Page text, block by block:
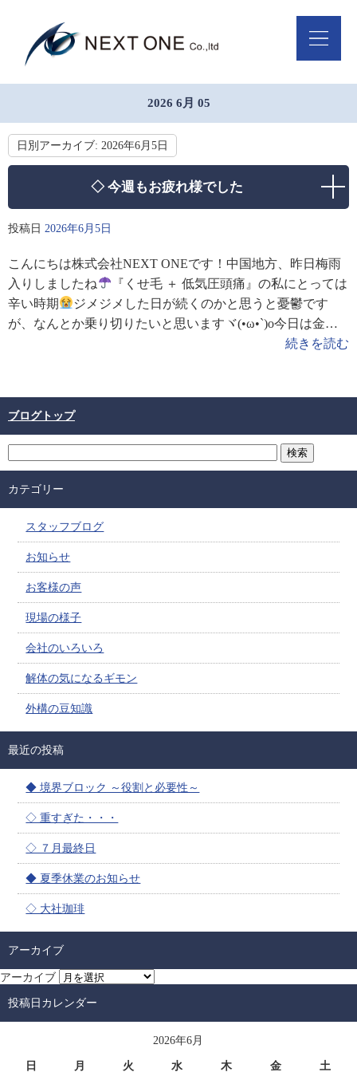
2026 6月 05
日別アーカイブ: 2026年6月5日
◇ 今週もお疲れ様でした
投稿日 2026年6月5日
こんにちは株式会社NEXT ONEです！中国地方、昨日梅雨
入りしましたね
『くせ毛 ＋ 低気圧頭痛』の私にとっては
辛い時期
ジメジメした日が続くのかと思うと憂鬱です
が、なんとか乗り切りたいと思いますヾ(•ω•`)o今日は金曜
続きを読む
ブログトップ
カテゴリー
スタッフブログ
お知らせ
お客様の声
現場の様子
会社のいろいろ
解体の気になるギモン
外構の豆知識
最近の投稿
◆ 境界ブロック ～役割と必要性～
◇ 重すぎた・・・
◇ ７月最終日
◆ 夏季休業のお知らせ
◇ 大社珈琲
アーカイブ
アーカイブ
投稿日カレンダー
2026年6月
日 月 火 水 木 金 土